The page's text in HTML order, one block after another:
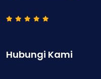
Hubungi Kami